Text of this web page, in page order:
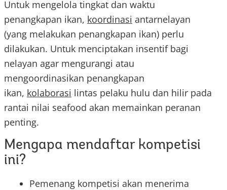
Untuk mengelola tingkat dan waktu
penangkapan ikan, koordinasi antarnelayan
(yang melakukan penangkapan ikan) perlu
dilakukan. Untuk menciptakan insentif bagi
nelayan agar mengurangi atau
mengoordinasikan penangkapan
ikan, kolaborasi lintas pelaku hulu dan hilir pada
rantai nilai seafood akan memainkan peranan
penting.
Mengapa mendaftar kompetisi
ini?
Pemenang kompetisi akan menerima